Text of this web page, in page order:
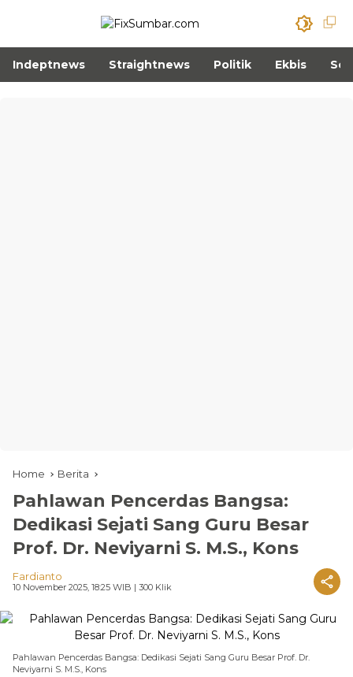
Indeptnews Straightnews Politik Ekbis
Home Berita
Pahlawan Pencerdas Bangsa:
Dedikasi Sejati Sang Guru Besar
Prof. Dr. Neviyarni S. M.S., Kons
Fardianto
10 November 2025, 18:25 WIB | 300 Klik
Pahlawan Pencerdas Bangsa: Dedikasi Sejati Sang Guru Besar Prof. Dr.
Neviyarni S. M.S., Kons